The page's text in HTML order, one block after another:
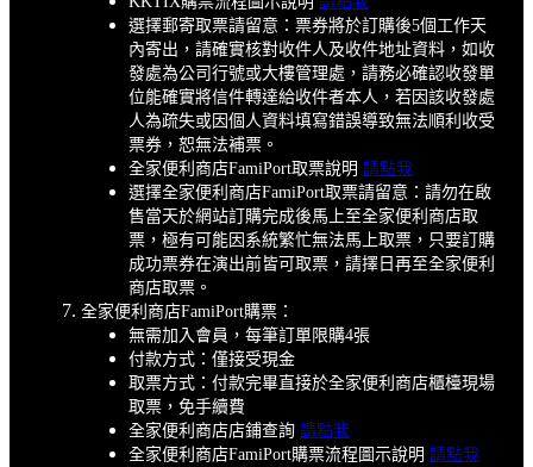
選擇郵寄取票請留意：票券將於訂購後5個工作天
內寄出，請確實核對收件人及收件地址資料，如收
發處為公司行號或大樓管理處，請務必確認收發單
位能確實將信件轉達給收件者本人，若因該收發處
人為疏失或因個人資料填寫錯誤導致無法順利收受
票券，恕無法補票。
全家便利商店FamiPort取票說明 請點我
選擇全家便利商店FamiPort取票請留意：請勿在啟
售當天於網站訂購完成後馬上至全家便利商店取
票，極有可能因系統繁忙無法馬上取票，只要訂購
成功票券在演出前皆可取票，請擇日再至全家便利
商店取票。
全家便利商店FamiPort購票：
無需加入會員，每筆訂單限購4張
付款方式：僅接受現金
取票方式：付款完畢直接於全家便利商店櫃檯現場
取票，免手續費
全家便利商店店鋪查詢 請點我
全家便利商店FamiPort購票流程圖示說明 請點我